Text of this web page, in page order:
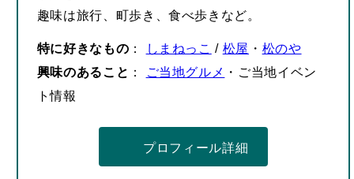
趣味は旅行、町歩き、食べ歩きなど。
特に好きなもの ： しまねっこ / 松屋 ・ 松のや
興味のあること ： ご当地グルメ ・ご当地イベン
ト情報
プロフィール詳細